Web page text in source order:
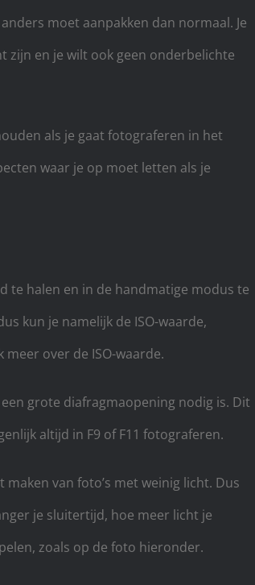
moet aanpakken dan normaal. Je
zijn en je wilt ook geen onderbelichte
als je gaat fotograferen in het
waar je op moet letten als je
te halen en in de handmatige modus te
kun je namelijk de ISO-waarde,
over de ISO-waarde.
grote diafragmaopening nodig is. Dit
altijd in F9 of F11 fotograferen.
van foto’s met weinig licht. Dus
je sluitertijd, hoe meer licht je
zoals op de foto hieronder.